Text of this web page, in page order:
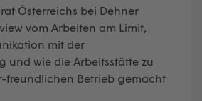
Österreichs bei Dehner
vom Arbeiten am Limit,
mit der
und wie die Arbeitsstätte zu
freundlichen Betrieb gemacht